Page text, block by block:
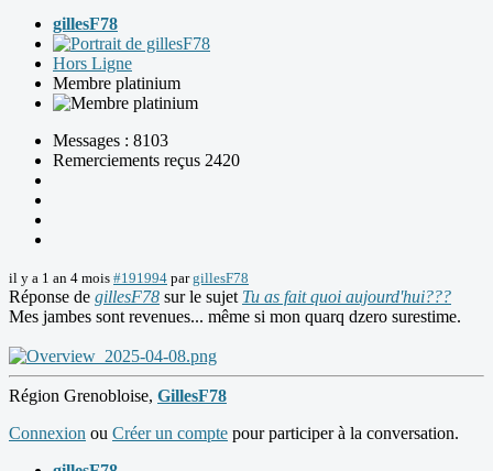
gillesF78
Hors Ligne
Membre platinium
Messages : 8103
Remerciements reçus 2420
il y a 1 an 4 mois #191994 pargillesF78
Réponse de gillesF78 sur le sujet Tu as fait quoi aujourd'hui???
Mes jambes sont revenues... même si mon quarq dzero surestime.
Région Grenobloise, GillesF78
Connexion ou Créer un compte pour participer à la conversation.